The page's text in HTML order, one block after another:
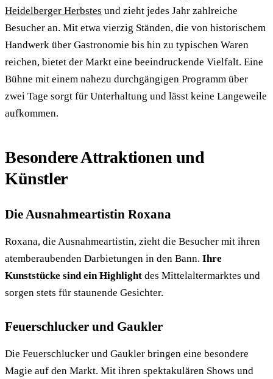
Heidelberger Herbstes und zieht jedes Jahr zahlreiche
Besucher an. Mit etwa vierzig Ständen, die von historischem
Handwerk über Gastronomie bis hin zu typischen Waren
reichen, bietet der Markt eine beeindruckende Vielfalt. Eine
Bühne mit einem nahezu durchgängigen Programm über
zwei Tage sorgt für Unterhaltung und lässt keine Langeweile
aufkommen.
Besondere Attraktionen und
Künstler
Die Ausnahmeartistin Roxana
Roxana, die Ausnahmeartistin, zieht die Besucher mit ihren
atemberaubenden Darbietungen in den Bann. Ihre
Kunststücke sind ein Highlight des Mittelaltermarktes und
sorgen stets für staunende Gesichter.
Feuerschlucker und Gaukler
Die Feuerschlucker und Gaukler bringen eine besondere
Magie auf den Markt. Mit ihren spektakulären Shows und